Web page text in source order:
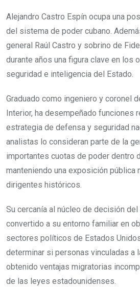
Alejandro Castro Espín ocupa una
del sistema de poder cubano.
general Raúl Castro y sobrino de
durante años una figura clave en los
seguridad e inteligencia del Estado.
Graduado como ingeniero y coronel
Interior, ha desempeñado funciones
estrategia de defensa y seguridad
analistas lo consideran parte de la
importantes cuotas de poder dentro
manteniendo una exposición pública
dirigentes históricos.
Su cercanía al núcleo de decisión
convertido a su entorno familiar en
sectores políticos de Estados
determinar si personas vinculadas a
obtenido ventajas migratorias
de las leyes estadounidenses.